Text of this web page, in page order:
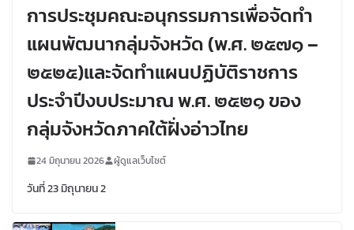
การประชุมคณะอนุกรรมการเพื่อจัดทำ
แผนพัฒนากลุ่มจังหวัด (พ.ศ. ๒๕๗๑ –
๒๕๒๕)และจัดทำแผนปฏิบัติราชการ
ประจำปีงบประมาณ พ.ศ. ๒๕๒๑ ของ
กลุ่มจังหวัดภาคใต้ฝั่งอ่าวไทย
24 มิถุนายน 2026 ผู้ดูแลเว็บไซต์
วันที่ 23 มิถุนายน 2